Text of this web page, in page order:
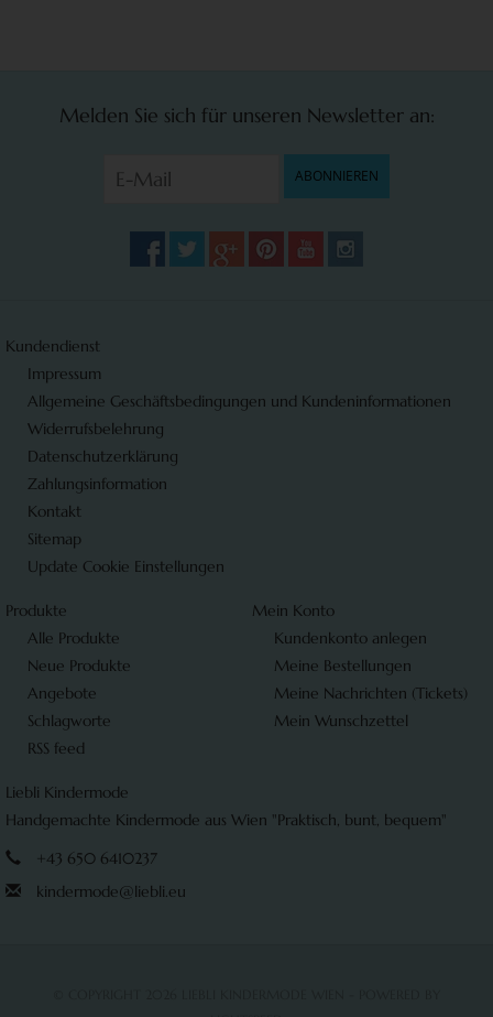
Melden Sie sich für unseren Newsletter an:
ABONNIEREN
Kundendienst
Impressum
Allgemeine Geschäftsbedingungen und Kundeninformationen
Widerrufsbelehrung
Datenschutzerklärung
Zahlungsinformation
Kontakt
Sitemap
Update Cookie Einstellungen
Produkte
Alle Produkte
Neue Produkte
Angebote
Schlagworte
RSS feed
Mein Konto
Kundenkonto anlegen
Meine Bestellungen
Meine Nachrichten (Tickets)
Mein Wunschzettel
Liebli Kindermode
Handgemachte Kindermode aus Wien "Praktisch, bunt, bequem"
+43 650 6410237
kindermode@liebli.eu